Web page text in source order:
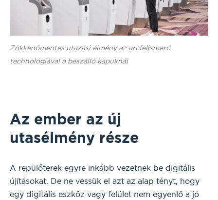
Zökkenőmentes utazási élmény az arcfelismerő
technológiával a beszálló kapuknál
Az ember az új
utasélmény része
A repülőterek egyre inkább vezetnek be digitális
újításokat. De ne vessük el azt az alap tényt, hogy
egy digitális eszköz vagy felület nem egyenlő a jó